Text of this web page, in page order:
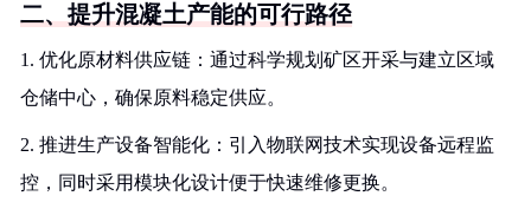
二、提升混凝土产能的可行路径
1. 优化原材料供应链：通过科学规划矿区开采与建立区域
仓储中心，确保原料稳定供应。
2. 推进生产设备智能化：引入物联网技术实现设备远程监
控，同时采用模块化设计便于快速维修更换。